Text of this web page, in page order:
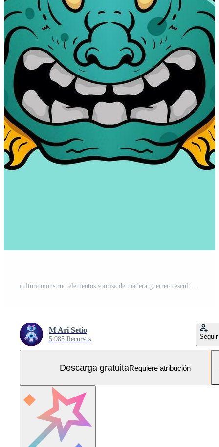
cultura monstruo elementos sonrisa de madera guerrero escultura tribu diseño. ilustración diseño bueno para tatuajes, póster elemento o impresión Vector Gratis y SVG Gratis
M Ari Setio
5.985 Recursos Seguir
Descarga gratuitaRequiere atribución